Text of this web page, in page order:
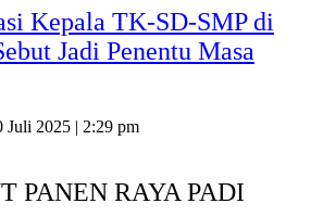
Kepala TK-SD-SMP di
Jadi Penentu Masa
Juli 2025 | 2:29 pm
PANEN RAYA PADI